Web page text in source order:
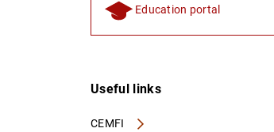
Education portal
Useful links
CEMFI